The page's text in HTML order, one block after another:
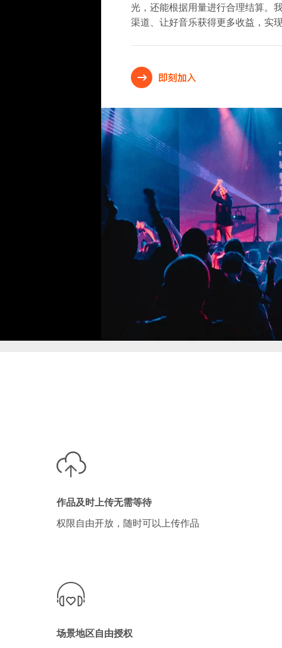
光，还能根据用量进行合理结算。
渠道、让好音乐获得更多收益，实
作品及时上传无需等待
权限自由开放，随时可以上传作品
场景地区自由授权